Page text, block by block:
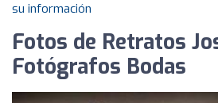
su información
Fotos de Retratos
Fotógrafos Bodas